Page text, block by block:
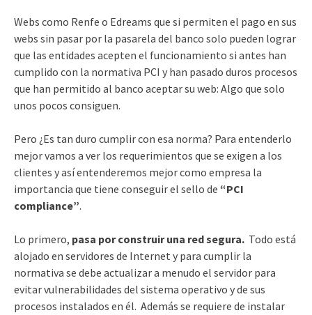
Webs como Renfe o Edreams que si permiten el pago en sus
webs sin pasar por la pasarela del banco solo pueden lograr
que las entidades acepten el funcionamiento si antes han
cumplido con la normativa PCI y han pasado duros procesos
que han permitido al banco aceptar su web: Algo que solo
unos pocos consiguen.
Pero ¿Es tan duro cumplir con esa norma? Para entenderlo
mejor vamos a ver los requerimientos que se exigen a los
clientes y así entenderemos mejor como empresa la
importancia que tiene conseguir el sello de “PCI
compliance”.
Lo primero, pasa por construir una red segura. Todo está
alojado en servidores de Internet y para cumplir la
normativa se debe actualizar a menudo el servidor para
evitar vulnerabilidades del sistema operativo y de sus
procesos instalados en él. Además se requiere de instalar